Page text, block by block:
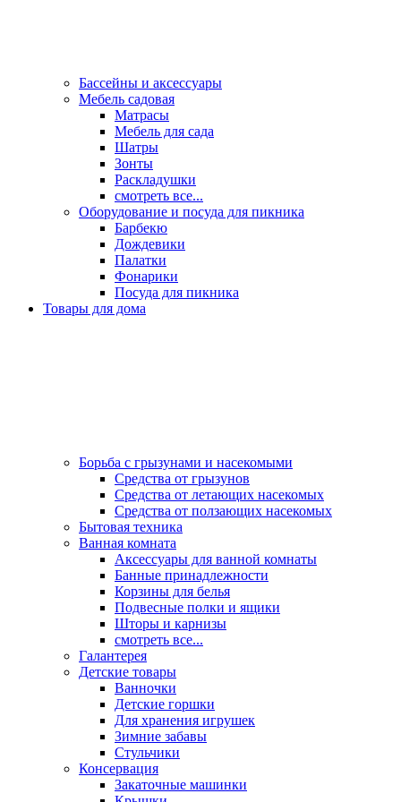
Бассейны и аксессуары
Мебель садовая
Матрасы
Мебель для сада
Шатры
Зонты
Раскладушки
смотреть все...
Оборудование и посуда для пикника
Барбекю
Дождевики
Палатки
Фонарики
Посуда для пикника
Товары для дома
Борьба с грызунами и насекомыми
Средства от грызунов
Средства от летающих насекомых
Средства от ползающих насекомых
Бытовая техника
Ванная комната
Аксессуары для ванной комнаты
Банные принадлежности
Корзины для белья
Подвесные полки и ящики
Шторы и карнизы
смотреть все...
Галантерея
Детские товары
Ванночки
Детские горшки
Для хранения игрушек
Зимние забавы
Стульчики
Консервация
Закаточные машинки